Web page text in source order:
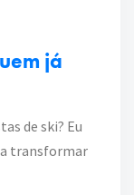
já
de ski? Eu
transformar